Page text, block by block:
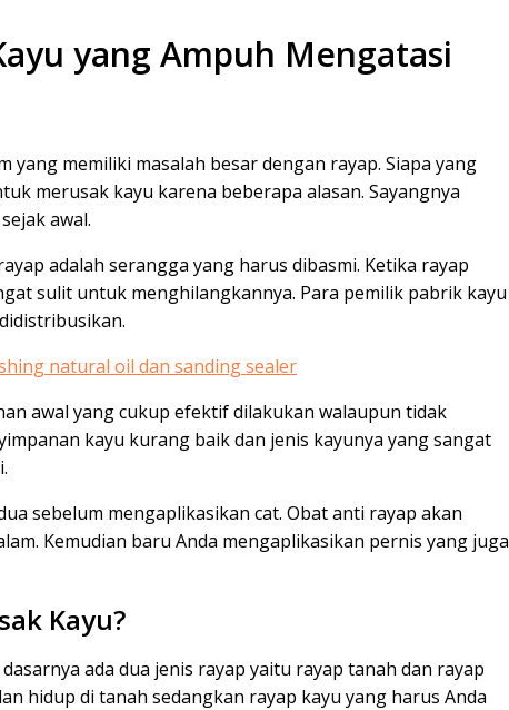
yang Ampuh Mengatasi
yang memiliki masalah besar dengan rayap. Siapa yang
merusak kayu karena beberapa alasan. Sayangnya
awal.
adalah serangga yang harus dibasmi. Ketika rayap
sulit untuk menghilangkannya. Para pemilik pabrik kayu
awal yang cukup efektif dilakukan walaupun tidak
kayu kurang baik dan jenis kayunya yang sangat
sebelum mengaplikasikan cat. Obat anti rayap akan
Kemudian baru Anda mengaplikasikan pernis yang juga
Kayu?
ada dua jenis rayap yaitu rayap tanah dan rayap
hidup di tanah sedangkan rayap kayu yang harus Anda